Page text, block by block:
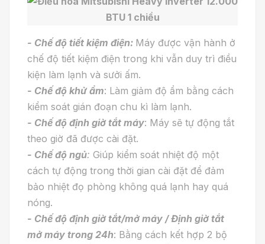
- Chế độ tiết kiệm điện: Máy được vận hành ở
chế độ tiết kiệm điện trong khi vẫn duy trì điều
kiện làm lạnh và sưởi ấm.
- Chế độ khử ẩm: Làm giảm độ ẩm bằng cách
kiểm soát gián đoạn chu kì làm lạnh.
- Chế độ định giờ tắt máy: Máy sẽ tự động tắt
theo giờ đã được cài đặt.
- Chế độ ngủ: Giúp kiểm soát nhiệt độ một
cách tự động trong thời gian cài đặt để đảm
bảo nhiệt đọ phòng không quá lạnh hay quá
nóng.
- Chế độ định giờ tắt/mở máy / Định giờ tắt
mở máy trong 24h: Bằng cách kết hợp 2 bộ